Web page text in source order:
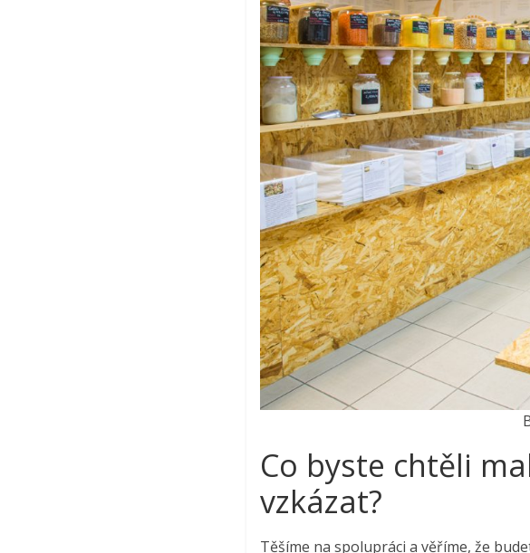
Co byste chtěli
vzkázat?
Těšíme na spolupráci a věříme, že